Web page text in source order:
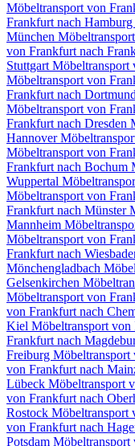
Möbeltransport von
Frankfurt nach Hamburg
München
von Frankfurt nach
StuttgartMöbeltransport
Möbeltransport von
Frankfurt nach
Möbeltransport von
Frankfurt nach Dresden
Hannover
Möbeltransport von
Frankfurt nach Bochum
Wuppertal
Möbeltransport von
Frankfurt nach Münster
Mannheim
Möbeltransport von
Frankfurt nach
Mönchengladbach
Gelsenkirchen
Möbeltransport von
von Frankfurt nach
Kiel Möbeltransport
Frankfurt nach
Freiburg
von Frankfurt nach
Lübeck Möbeltransport
von Frankfurt nach
Rostock Möbeltransport
von Frankfurt nach
Potsdam Möbeltransport